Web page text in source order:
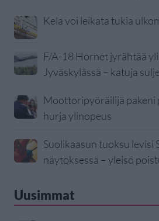
Kela voi leikata tukia
F/A-18 Hornet jyrähtää
Jyväskylässä – katuja
Moottoripyöräilijä pakeni
hurja ylinopeus
Suolikaasun tuoksu levisi
näytöksessä – yleisö
Uusimmat